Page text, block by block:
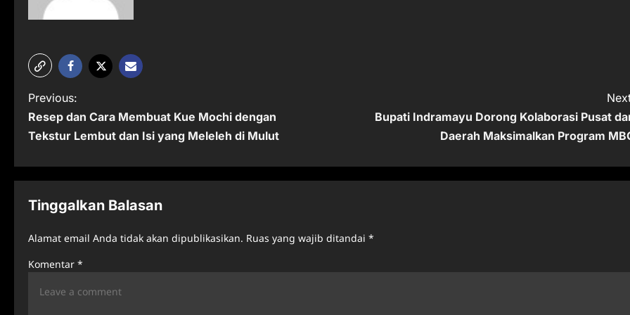
P
o
t
n
Previous:
Resep dan Cara Membuat Kue Mochi dengan
Tekstur Lembut dan Isi yang Meleleh di Mulut
Bupati Indramayu Dorong Kolaborasi Pusat
Daerah Maksimalkan Program
Tinggalkan Balasan
Alamat email Anda tidak akan dipublikasikan. Ruas yang wajib ditandai *
Komentar *